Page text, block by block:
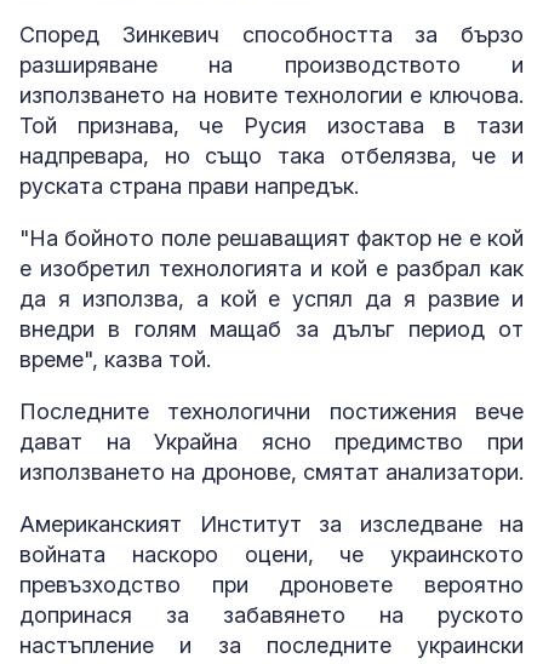
Според Зинкевич способността за бързо
разширяване на производството и
използването на новите технологии е ключова.
Той признава, че Русия изостава в тази
надпревара, но също така отбелязва, че и
руската страна прави напредък.
"На бойното поле решаващият фактор не е кой
е изобретил технологията и кой е разбрал как
да я използва, а кой е успял да я развие и
внедри в голям мащаб за дълъг период от
време", казва той.
Последните технологични постижения вече
дават на Украйна ясно предимство при
използването на дронове, смятат анализатори.
Американският Институт за изследване на
войната наскоро оцени, че украинското
превъзходство при дроновете вероятно
допринася за забавянето на руското
настъпление и за последните украински